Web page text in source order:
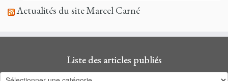
Actualités du site Marcel Carné
Liste des articles publiés
Liste